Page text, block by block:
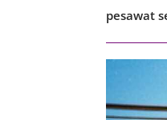
pesawat